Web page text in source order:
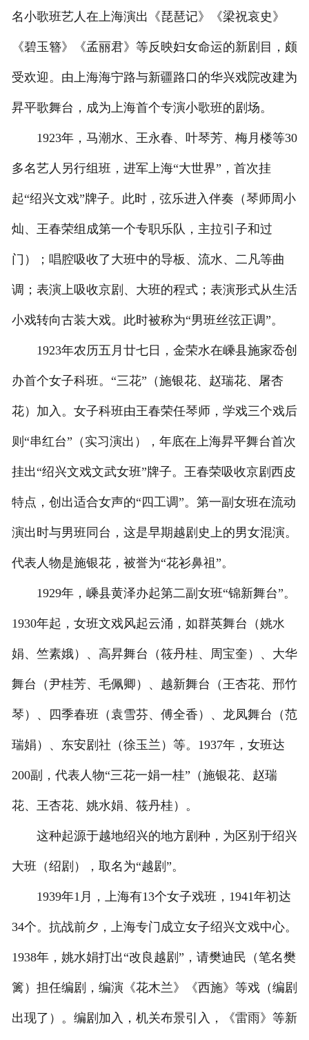
名小歌班艺人在上海演出《琵琶记》《梁祝哀史》
《碧玉簪》《孟丽君》等反映妇女命运的新剧目，颇
受欢迎。由上海海宁路与新疆路口的华兴戏院改建为
昇平歌舞台，成为上海首个专演小歌班的剧场。
1923年，马潮水、王永春、叶琴芳、梅月楼等30
多名艺人另行组班，进军上海“大世界”，首次挂
起“绍兴文戏”牌子。此时，弦乐进入伴奏（琴师周小
灿、王春荣组成第一个专职乐队，主拉引子和过
门）；唱腔吸收了大班中的导板、流水、二凡等曲
调；表演上吸收京剧、大班的程式；表演形式从生活
小戏转向古装大戏。此时被称为“男班丝弦正调”。
1923年农历五月廿七日，金荣水在嵊县施家岙创
办首个女子科班。“三花”（施银花、赵瑞花、屠杏
花）加入。女子科班由王春荣任琴师，学戏三个戏后
则“串红台”（实习演出），年底在上海昇平舞台首次
挂出“绍兴文戏文武女班”牌子。王春荣吸收京剧西皮
特点，创出适合女声的“四工调”。第一副女班在流动
演出时与男班同台，这是早期越剧史上的男女混演。
代表人物是施银花，被誉为“花衫鼻祖”。
1929年，嵊县黄泽办起第二副女班“锦新舞台”。
1930年起，女班文戏风起云涌，如群英舞台（姚水
娟、竺素娥）、高昇舞台（筱丹桂、周宝奎）、大华
舞台（尹桂芳、毛佩卿）、越新舞台（王杏花、邢竹
琴）、四季春班（袁雪芬、傅全香）、龙凤舞台（范
瑞娟）、东安剧社（徐玉兰）等。1937年，女班达
200副，代表人物“三花一娟一桂”（施银花、赵瑞
花、王杏花、姚水娟、筱丹桂）。
这种起源于越地绍兴的地方剧种，为区别于绍兴
大班（绍剧），取名为“越剧”。
1939年1月，上海有13个女子戏班，1941年初达
34个。抗战前夕，上海专门成立女子绍兴文戏中心。
1938年，姚水娟打出“改良越剧”，请樊迪民（笔名樊
篱）担任编剧，编演《花木兰》《西施》等戏（编剧
出现了）。编剧加入，机关布景引入，《雷雨》等新